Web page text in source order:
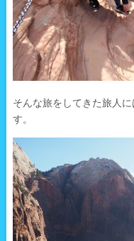
そんな旅をしてきた旅人
す。